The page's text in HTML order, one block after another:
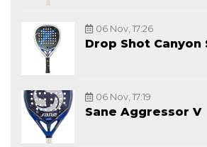
06 Nov, 17:26
Drop Shot Canyon
06 Nov, 17:19
Sane Aggressor V